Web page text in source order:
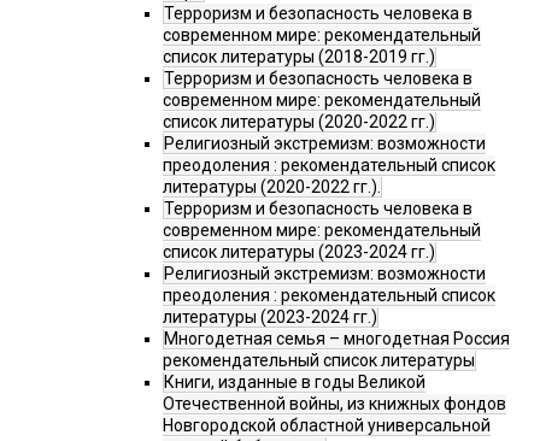
Терроризм и безопасность человека в
современном мире: рекомендательный
список литературы (2018-2019 гг.)
Терроризм и безопасность человека в
современном мире: рекомендательный
список литературы (2020-2022 гг.)
Религиозный экстремизм: возможности
преодоления : рекомендательный список
литературы (2020-2022 гг.).
Терроризм и безопасность человека в
современном мире: рекомендательный
список литературы (2023-2024 гг.)
Религиозный экстремизм: возможности
преодоления : рекомендательный список
литературы (2023-2024 гг.)
Многодетная семья – многодетная Россия
рекомендательный список литературы
Книги, изданные в годы Великой
Отечественной войны, из книжных фондов
Новгородской областной универсальной